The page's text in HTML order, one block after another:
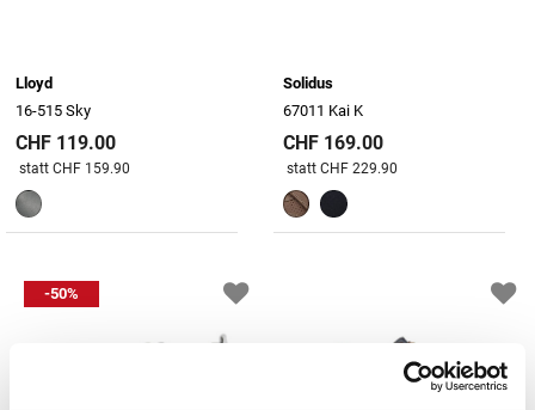
Lloyd
16-515 Sky
CHF 119.00
Preis reduziert von
statt CHF 159.90
Solidus
67011 Kai K
CHF 169.00
Preis reduziert von
statt CHF 229.90
-50%